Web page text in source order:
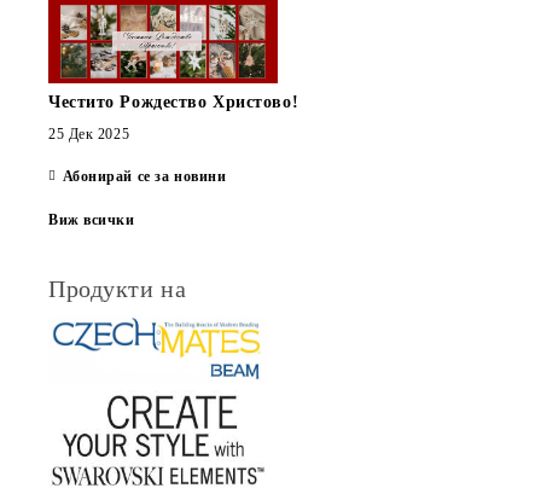
Честито Рождество Христово!
25 Дек 2025
Абонирай се за новини
Виж всички
Продукти на